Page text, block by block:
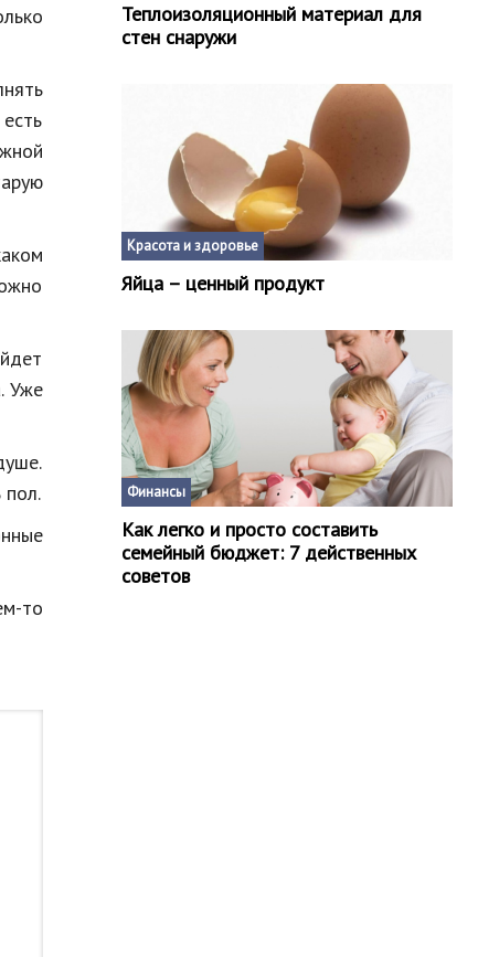
Уже
пол.
то
Теплоизоляционный материал для
стен снаружи
Красота и здоровье
Яйца – ценный продукт
Финансы
Как легко и просто составить
семейный бюджет: 7 действенных
советов